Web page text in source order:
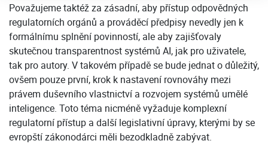
Považujeme taktéž za zásadní, aby přístup odpovědných
regulatorních orgánů a prováděcí předpisy nevedly jen k
formálnímu splnění povinností, ale aby zajišťovaly
skutečnou transparentnost systémů AI, jak pro uživatele,
tak pro autory. V takovém případě se bude jednat o důležitý,
ovšem pouze první, krok k nastavení rovnováhy mezi
právem duševního vlastnictví a rozvojem systémů umělé
inteligence. Toto téma nicméně vyžaduje komplexní
regulatorní přístup a další legislativní úpravy, kterými by se
evropští zákonodárci měli bezodkladně zabývat.